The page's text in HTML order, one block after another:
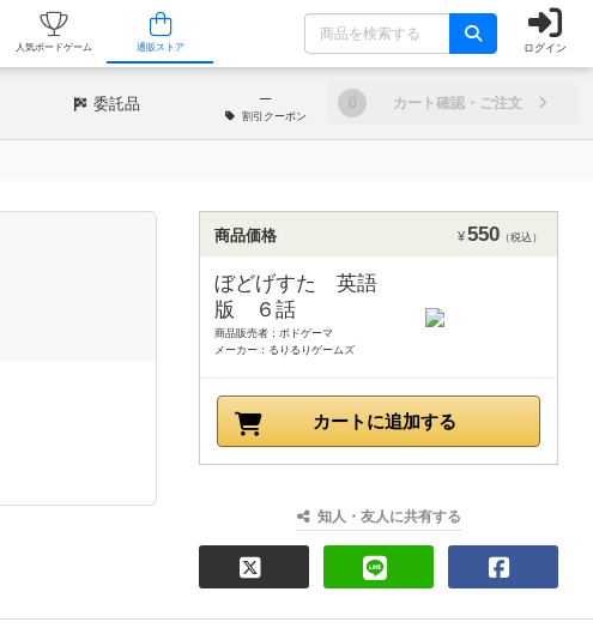
カフェ/店舗 人気ボードゲーム 通販ストア ログイン
委託品 ─
割引 クーポン
0 カート確認・ご注文
商品価格 ¥550 （税込）
ぼどげすた 英語
版 ６話
商品販売者：ボドゲーマ
メーカー：るりるりゲームズ
カートに追加する
知人・友人に共有する